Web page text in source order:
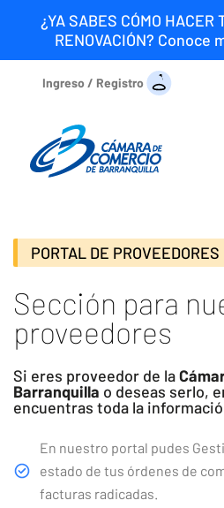
¿YA SABES CÓMO HACER
RENOVACIÓN? Conoce
Ingreso / Registro
PORTAL DE PROVEEDORES
Sección para
proveedores
Si eres proveedor de la
Barranquilla o deseas serlo,
encuentras toda la
En nuestro portal pudes
estado de tus órdenes de
facturas radicadas.